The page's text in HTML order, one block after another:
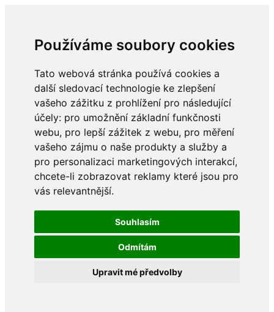
Používáme soubory cookies
Tato webová stránka používá cookies a
další sledovací technologie ke zlepšení
vašeho zážitku z prohlížení pro následující
účely: pro umožnění základní funkčnosti
webu, pro lepší zážitek z webu, pro měření
vašeho zájmu o naše produkty a služby a
pro personalizaci marketingových interakcí,
chcete-li zobrazovat reklamy které jsou pro
vás relevantnější.
Souhlasím
Odmítám
Upravit mé předvolby